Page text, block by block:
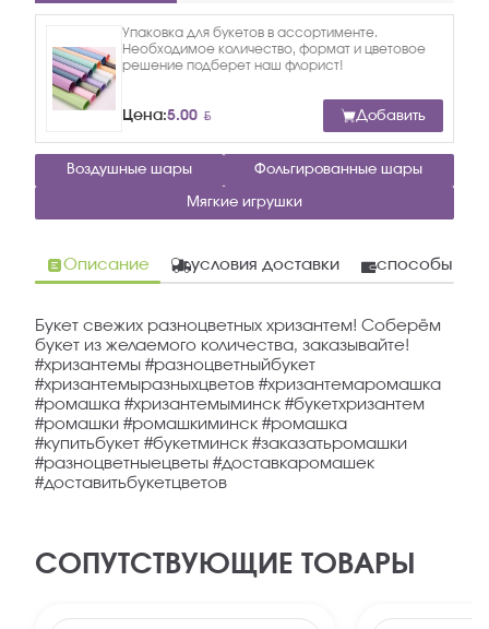
Упаковка для букетов в ассортименте.
Необходимое количество, формат и цветовое
решение подберет наш флорист!
Цена:5.00 BYN Добавить
Воздушные шары Фольгированные шары
Мягкие игрушки
Описание условия доставки способы
Букет свежих разноцветных хризантем! Соберём
букет из желаемого количества, заказывайте!
#хризантемы #разноцветныйбукет
#хризантемыразныхцветов #хризантемаромашка
#ромашка #хризантемыминск #букетхризантем
#ромашки #ромашкиминск #ромашка
#купитьбукет #букетминск #заказатьромашки
#разноцветныецветы #доставкаромашек
#доставитьбукетцветов
СОПУТСТВУЮЩИЕ ТОВАРЫ